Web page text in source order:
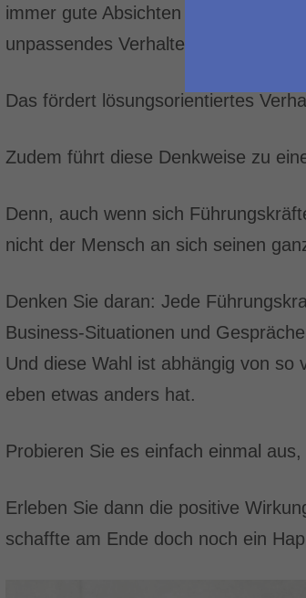
immer gute Absichten - und
unpassendes Verhalten.
Das fördert lösungsorientiertes
Zudem führt diese Denkweise zu
Denn, auch wenn sich
nicht der Mensch an sich seinen
Denken Sie daran: Jede
Business-Situationen und
Und diese Wahl ist abhängig von so
eben etwas anders hat.
Probieren Sie es einfach einmal
Erleben Sie dann die positive
schaffte am Ende doch noch ein